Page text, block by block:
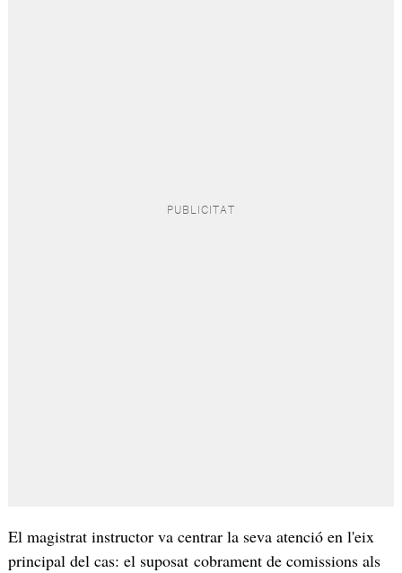
El magistrat instructor va centrar la seva atenció en l'eix
principal del cas: el suposat cobrament de comissions als